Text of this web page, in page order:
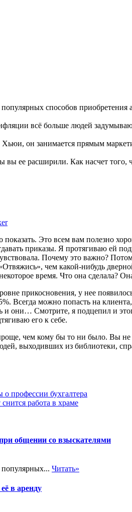
способов приобретения
всё больше людей
Хьюи, он занимается прямым
вы ее расширили. Как насчет того,
показать. Это всем вам полезно
приказы. Я протягиваю ей
Почему это важно?
чем какой-нибудь
время. Что она
прикосновения, у нее
Всегда можно попасть на
и они… Смотрите, я подцепил и
его к себе.
чем кому бы то ни было. Вы
выходивших из библиотеки,
профессии бухгалтера
работа в храме
общении со взыскателями
популярных... Читать»
в аренду